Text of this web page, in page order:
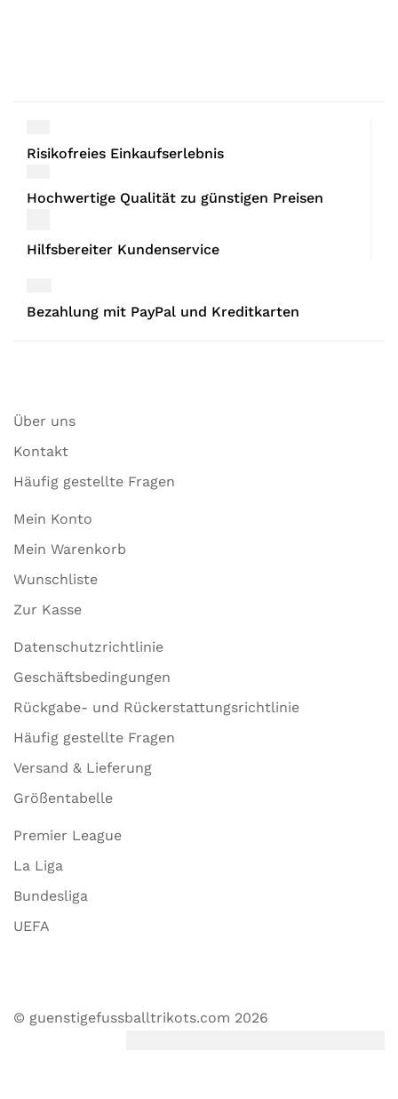
Risikofreies Einkaufserlebnis
Hochwertige Qualität zu günstigen Preisen
Hilfsbereiter Kundenservice
Bezahlung mit PayPal und Kreditkarten
Über uns
Kontakt
Häufig gestellte Fragen
Mein Konto
Mein Warenkorb
Wunschliste
Zur Kasse
Datenschutzrichtlinie
Geschäftsbedingungen
Rückgabe- und Rückerstattungsrichtlinie
Häufig gestellte Fragen
Versand & Lieferung
Größentabelle
Premier League
La Liga
Bundesliga
UEFA
© guenstigefussballtrikots.com 2026